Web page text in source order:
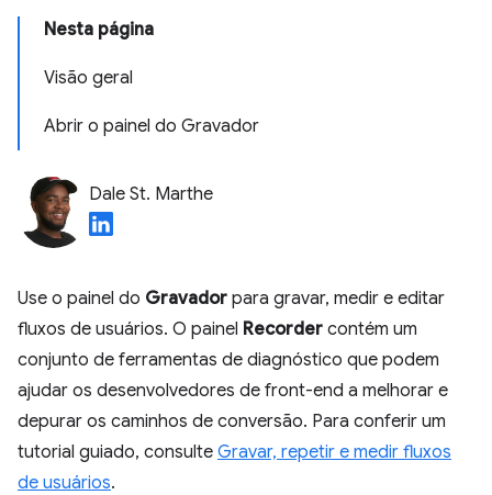
Nesta página
Visão geral
Abrir o painel do Gravador
Dale St. Marthe
Use o painel do Gravador para gravar, medir e editar
fluxos de usuários. O painel Recorder contém um
conjunto de ferramentas de diagnóstico que podem
ajudar os desenvolvedores de front-end a melhorar e
depurar os caminhos de conversão. Para conferir um
tutorial guiado, consulte Gravar, repetir e medir fluxos
de usuários.